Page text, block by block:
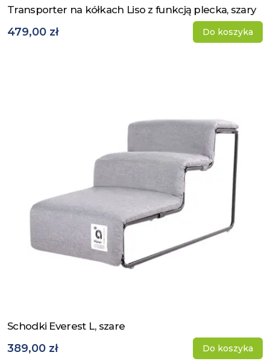
Zobacz produkt
Transporter na kółkach Liso z funkcją plecka, szary
479,00 zł Do koszyka
Zobacz produkt
Schodki Everest L, szare
389,00 zł Do koszyka